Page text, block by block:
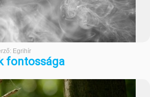
Egrihír
fontossága